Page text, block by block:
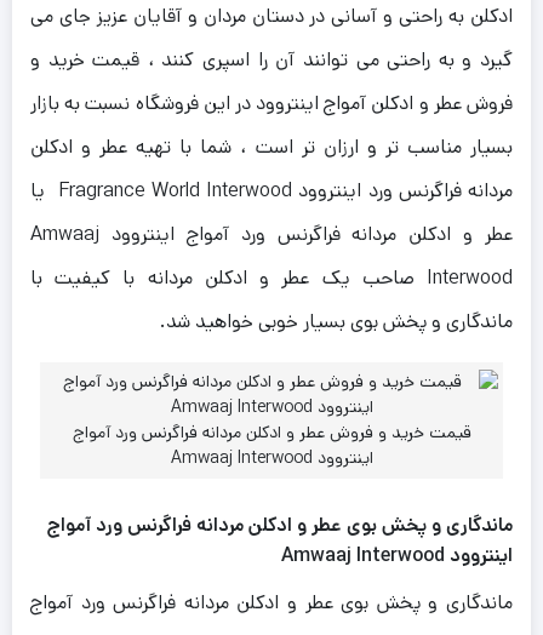
ادکلن به راحتی و آسانی در دستان مردان و آقایان عزیز جای می
گیرد و به راحتی می توانند آن را اسپری کنند ، قیمت خرید و
فروش عطر و ادکلن آمواج اینتروود در این فروشگاه نسبت به بازار
بسیار مناسب تر و ارزان تر است ، شما با تهیه عطر و ادکلن
مردانه فراگرنس ورد اینتروود Fragrance World Interwood یا
عطر و ادکلن مردانه فراگرنس ورد آمواج اینتروود Amwaaj
Interwood صاحب یک عطر و ادکلن مردانه با کیفیت با
ماندگاری و پخش بوی بسیار خوبی خواهید شد.
قیمت خرید و فروش عطر و ادکلن مردانه فراگرنس ورد آمواج
اینتروود Amwaaj Interwood
ماندگاری و پخش بوی عطر و ادکلن مردانه فراگرنس ورد آمواج
اینتروود Amwaaj Interwood
ماندگاری و پخش بوی عطر و ادکلن مردانه فراگرنس ورد آمواج